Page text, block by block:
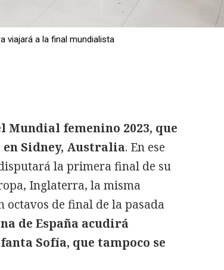
viajará a la final mundialista
femenino 2023, que
en Sidney, Australia. En ese
la primera final de su
Inglaterra, la misma
octavos de final de la pasada
de España acudirá
Sofía, que tampoco se